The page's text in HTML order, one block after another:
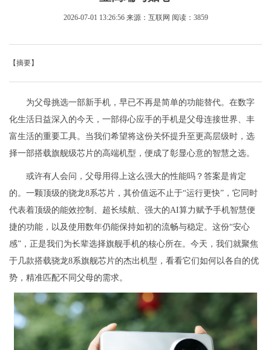
2026-07-01 13:26:56 来源：互联网 阅读：3859
【摘要】
为父母挑选一部新手机，早已不再是简单的功能替代。在数字
化生活日益深入的今天，一部得心应手的手机是父母连接世界、丰
富生活的重要工具。当我们希望将这份关怀提升至更高层级时，选
择一部搭载旗舰级芯片的高端机型，便成了彰显心意的智慧之选。
或许有人会问，父母用得上这么强大的性能吗？答案是肯定
的。一颗顶级的骁龙8系芯片，其价值远不止于“运行更快”，它同时
代表着顶级的能效控制、超长续航、强大的AI算力赋予手机智慧便
捷的功能，以及使用数年仍能保持如初的流畅与稳定。这份“安心
感”，正是我们为长辈选择旗舰手机的核心所在。今天，我们就聚焦
于几款搭载骁龙8系旗舰芯片的杰出机型，看看它们如何以各自的优
势，精准匹配不同父母的需求。